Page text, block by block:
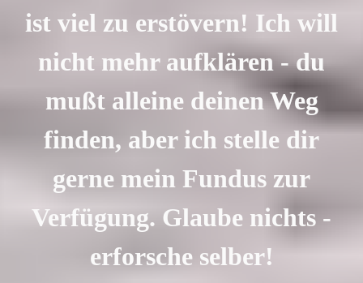
ist viel zu erstövern! Ich will
nicht mehr aufklären - du
mußt alleine deinen Weg
finden, aber ich stelle dir
gerne mein Fundus zur
Verfügung. Glaube nichts -
erforsche selber!